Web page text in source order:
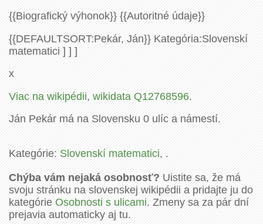
{{Biografický výhonok}} {{Autoritné údaje}}
{{DEFAULTSORT:Pekár, Ján}} Kategória:Slovenskí
matematici ] ] ]
x
Viac na wikipédii,wikidata Q12768596.
Ján Pekár má na Slovensku 0 ulíc a námestí.
Kategórie:Slovenskí matematici, .
Chýba vám nejaká osobnosť?Uistite sa, že má
svoju stránku na slovenskej wikipédii a pridajte ju do
kategórieOsobnosti s ulicami. Zmeny sa za pár dní
prejavia automaticky aj tu.